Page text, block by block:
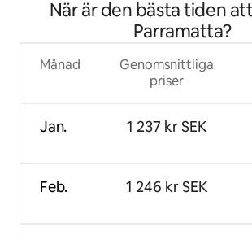
När är den bästa tiden
Parramatta?
Månad
Jan.
Feb.
Genomsnittliga
priser
1 237 kr SEK
1 246 kr SEK